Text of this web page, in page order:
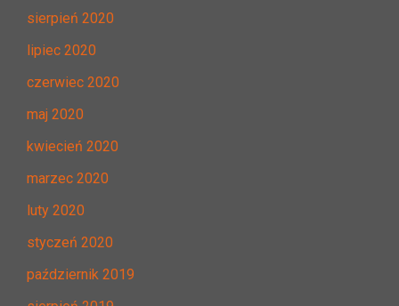
sierpień 2020
lipiec 2020
czerwiec 2020
maj 2020
kwiecień 2020
marzec 2020
luty 2020
styczeń 2020
październik 2019